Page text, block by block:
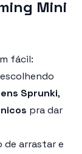
Mini
fácil:
Sprunki,
pra dar
de arrastar e